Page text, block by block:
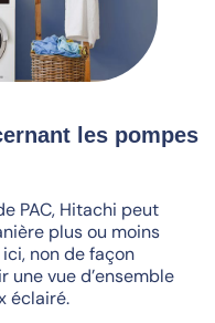
les pompes
PAC, Hitachi peut
plus ou moins
non de façon
une vue d’ensemble
éclairé.